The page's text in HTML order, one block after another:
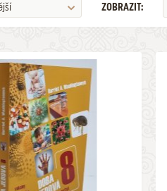
ZOBRAZIT:
CENA